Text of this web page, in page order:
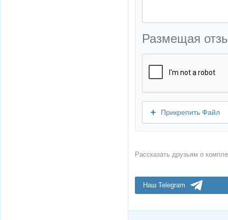
Размещая
Прикрепить Файл
Рассказать друзьям о
Наш Telegram